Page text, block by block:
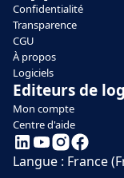
Confidentialité
Transparence
CGU
À propos
Logiciels
Editeurs de
Mon compte
Centre d'aide
Langue : France